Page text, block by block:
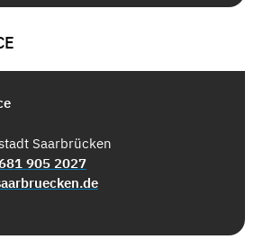
Saarbrücken
905 2027